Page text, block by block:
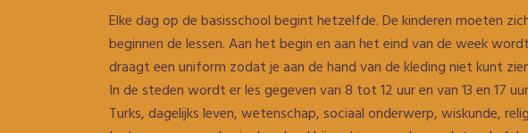
Elke dag op de basisschool begint hetzelfde. De kinderen moeten
beginnen de lessen. Aan het begin en aan het eind van de week
draagt een uniform zodat je aan de hand van de kleding niet kunt
In de steden wordt er les gegeven van 8 tot 12 uur en van 13 en 17
Turks, dagelijks leven, wetenschap, sociaal onderwerp, wiskunde,